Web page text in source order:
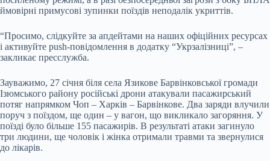
ймовірні примусові зупинки поїздів неподалік укриттів.
“Просимо, слідкуйте за апдейтами на наших офіційних ресурсах
і активуйте push-повідомлення в додатку “Укрзалізниці”, –
закликає пресслужба.
Зауважимо, 27 січня біля села Язикове Барвінковської громади
Ізюмського району російські дрони атакували пасажирський
потяг напрямком Чоп – Харків – Барвінкове. Два заряди влучили
поруч з поїздом, ще один – у вагон, що викликало загоряння. У
поїзді було більше 155 пасажирів. В результаті атаки загинуло
три людини, ще чоловік і жінка отримали травми та звернулися
до лікарів.